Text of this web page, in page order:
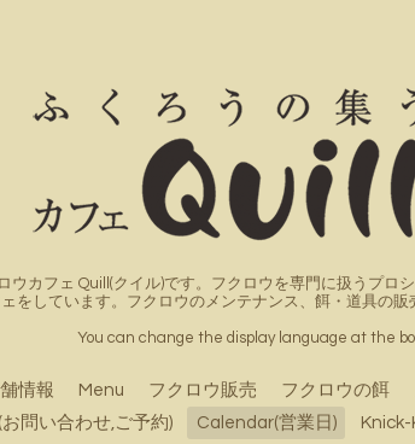
ウカフェ Quill(クイル)です。フクロウを専門に扱うプロ
をしています。フクロウのメンテナンス、餌・道具の
You can change the display language at the
情報 Menu フクロウ販売 フクロウの餌
問い合わせ,ご予約)
Calendar(営業日) Knick-